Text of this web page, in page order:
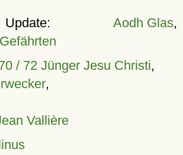
Aodh Glas,
/ 72 Jünger Jesu Christi,
,
Vallière